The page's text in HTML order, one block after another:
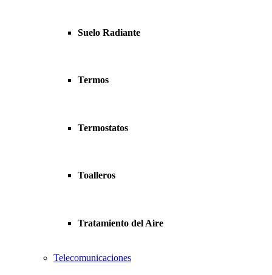
Suelo Radiante
Termos
Termostatos
Toalleros
Tratamiento del Aire
Telecomunicaciones